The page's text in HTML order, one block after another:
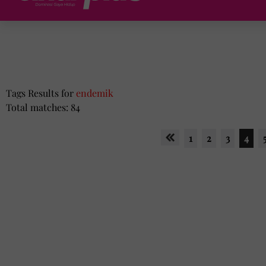
Tags Results for endemik
Total matches: 84
1 2 3 4